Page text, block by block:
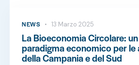
NEWS 13 Marzo 2025
La Bioeconomia Circolare:
paradigma economico per le
della Campania e del Sud